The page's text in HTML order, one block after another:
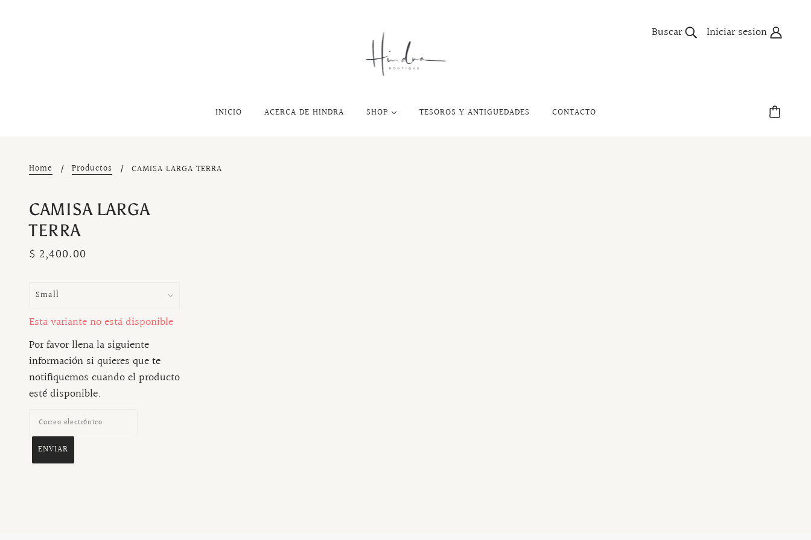
Buscar Iniciar sesion
INICIO ACERCA DE HINDRA SHOP TESOROS Y ANTIGUEDADES CONTACTO
Home Productos CAMISA LARGA TERRA
CAMISA LARGA
TERRA
$ 2,400.00
Esta variante no está disponible
Por favor llena la siguiente
información si quieres que te
notifiquemos cuando el producto
esté disponible.